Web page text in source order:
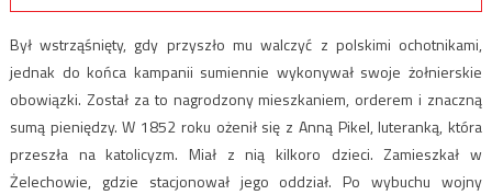
Był wstrząśnięty, gdy przyszło mu walczyć z polskimi ochotnikami,
jednak do końca kampanii sumiennie wykonywał swoje żołnierskie
obowiązki. Został za to nagrodzony mieszkaniem, orderem i znaczną
sumą pieniędzy. W 1852 roku ożenił się z Anną Pikel, luteranką, która
przeszła na katolicyzm. Miał z nią kilkoro dzieci. Zamieszkał w
Żelechowie, gdzie stacjonował jego oddział. Po wybuchu wojny